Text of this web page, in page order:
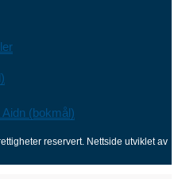
(bokmål)
reservert. Nettside utviklet av